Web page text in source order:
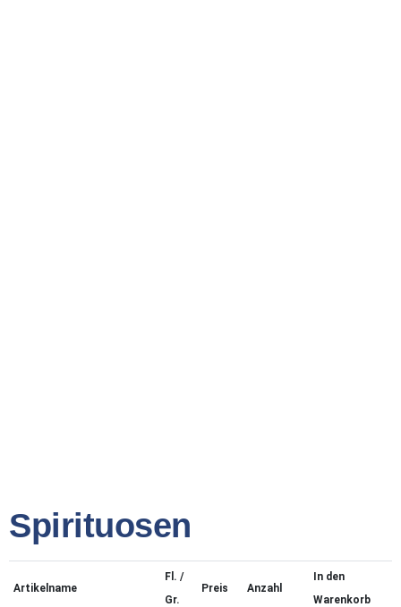
Spirituosen
Artikelname
Fl. /
Gr.
Preis Anzahl
In den
Warenkorb